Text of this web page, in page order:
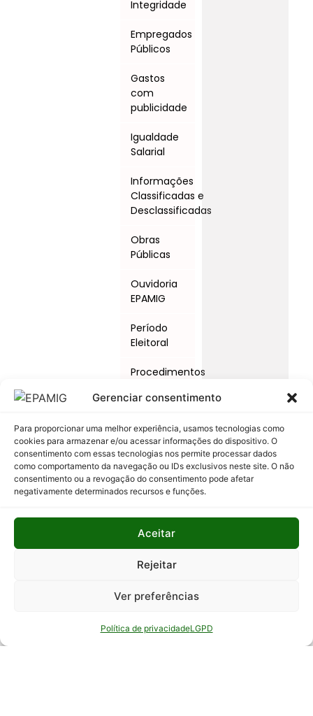
Gerenciar consentimento
Para proporcionar uma melhor experiência, usamos tecnologias como
cookies para armazenar e/ou acessar informações do dispositivo. O
consentimento com essas tecnologias nos permite processar dados
como comportamento da navegação ou IDs exclusivos neste site. O não
consentimento ou a revogação do consentimento pode afetar
negativamente determinados recursos e funções.
Aceitar
Rejeitar
Ver preferências
Política de privacidadeLGPD
Integridade
Empregados
Públicos
Gastos
com
publicidade
Igualdade
Salarial
Informações
Classificadas e
Desclassificadas
Obras
Públicas
Ouvidoria
EPAMIG
Período
Eleitoral
Procedimentos
e Ações
Relatório
Anual de
Atividades
Auditoria
Interna
Relatório
Informação
ao Cidadão